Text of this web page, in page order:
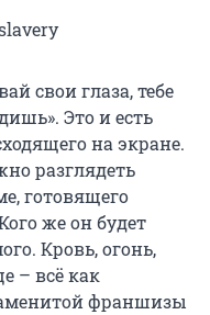
свои глаза, тебе
Это и есть
на экране.
разглядеть
готовящего
же он будет
Кровь, огонь,
– всё как
франшизы